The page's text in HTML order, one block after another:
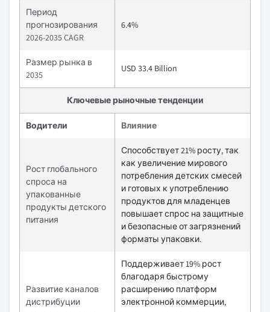
Период
прогнозирования
2026-2035 CAGR
6.4%
Размер рынка в
2035
USD 33.4 Billion
Ключевые рыночные тенденции
Водители Влияние
Рост глобального
спроса на
упакованные
продукты детского
питания
Способствует 21% росту, так
как увеличение мирового
потребления детских смесей
и готовых к употреблению
продуктов для младенцев
повышает спрос на защитные
и безопасные от загрязнений
форматы упаковки.
Развитие каналов
дистрибуции
Поддерживает 19% рост
благодаря быстрому
расширению платформ
электронной коммерции,